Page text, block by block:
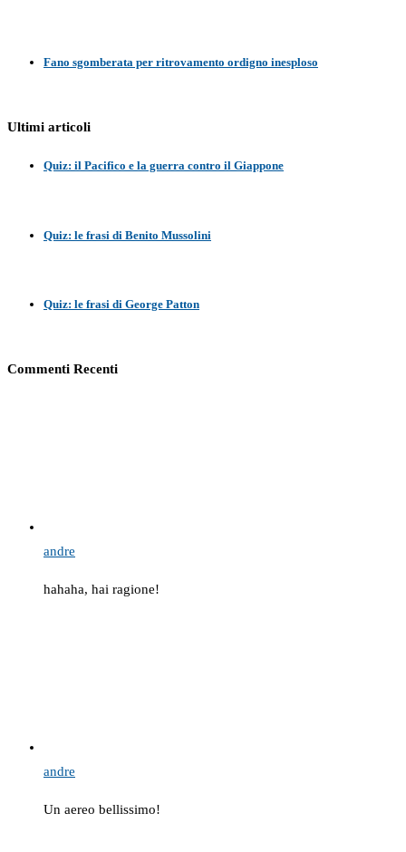
Fano sgomberata per ritrovamento ordigno inesploso
Ultimi articoli
Quiz: il Pacifico e la guerra contro il Giappone
Quiz: le frasi di Benito Mussolini
Quiz: le frasi di George Patton
Commenti Recenti
andre
hahaha, hai ragione!
andre
Un aereo bellissimo!